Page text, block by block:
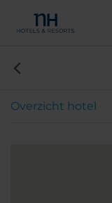
Overzicht hotel